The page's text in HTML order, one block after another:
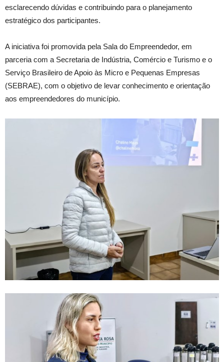
esclarecendo dúvidas e contribuindo para o planejamento
estratégico dos participantes.
A iniciativa foi promovida pela Sala do Empreendedor, em
parceria com a Secretaria de Indústria, Comércio e Turismo e o
Serviço Brasileiro de Apoio às Micro e Pequenas Empresas
(SEBRAE), com o objetivo de levar conhecimento e orientação
aos empreendedores do município.